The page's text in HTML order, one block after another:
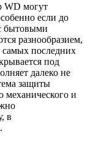
WD могут
если до
бытовыми
разнообразием,
самых последних
под
далеко не
защиты
механического и
в